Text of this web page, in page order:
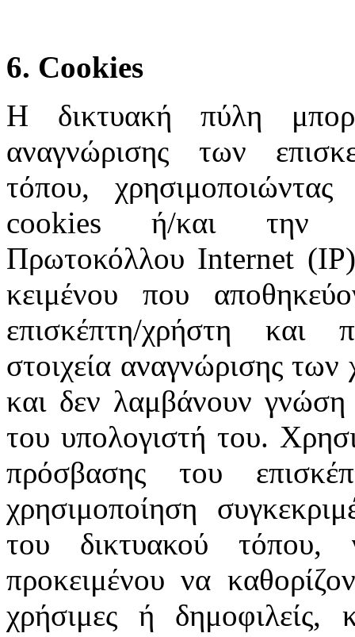
6. Cookies
Η δικτυακή πύλη
αναγνώρισης των
τόπου, χρησιμοποιώντας
cookies ή/και την
Πρωτοκόλλου Internet
κειμένου που
επισκέπτη/χρήστη και
στοιχεία αναγνώρισης
και δεν λαμβάνουν γνώση
του υπολογιστή του.
πρόσβασης του
χρησιμοποίηση
του δικτυακού τόπου,
προκειμένου να
χρήσιμες ή